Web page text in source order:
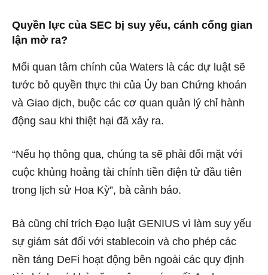
Quyền lực của SEC bị suy yếu, cánh cổng gian
lận mở ra?
Mối quan tâm chính của Waters là các dự luật sẽ
tước bỏ quyền thực thi của Ủy ban Chứng khoán
và Giao dịch, buộc các cơ quan quản lý chỉ hành
động sau khi thiệt hại đã xảy ra.
“Nếu họ thông qua, chúng ta sẽ phải đối mặt với
cuộc khủng hoảng tài chính tiền điện tử đầu tiên
trong lịch sử Hoa Kỳ”, bà cảnh báo.
Bà cũng chỉ trích Đạo luật GENIUS vì làm suy yếu
sự giám sát đối với stablecoin và cho phép các
nền tảng DeFi hoạt động bên ngoài các quy định